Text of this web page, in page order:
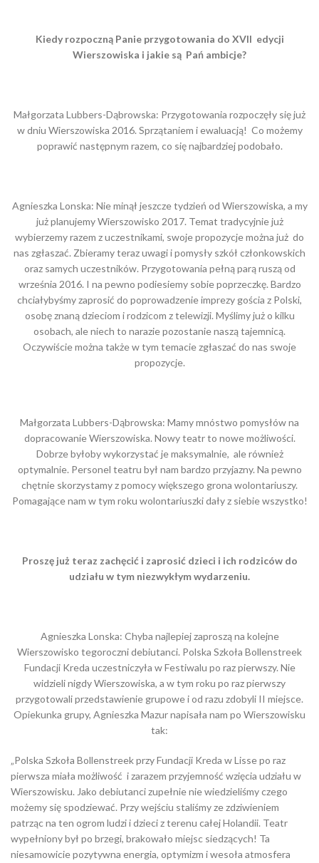
Kiedy rozpoczną Panie przygotowania do XVII edycji
Wierszowiska i jakie są Pań ambicje?
Małgorzata Lubbers-Dąbrowska: Przygotowania rozpoczęły się już
w dniu Wierszowiska 2016. Sprzątaniem i ewaluacją! Co możemy
poprawić następnym razem, co się najbardziej podobało.
Agnieszka Lonska: Nie minął jeszcze tydzień od Wierszowiska, a my
już planujemy Wierszowisko 2017. Temat tradycyjnie już
wybierzemy razem z uczestnikami, swoje propozycje można już do
nas zgłaszać. Zbieramy teraz uwagi i pomysły szkół członkowskich
oraz samych uczestników. Przygotowania pełną parą ruszą od
września 2016. I na pewno podiesiemy sobie poprzeczkę. Bardzo
chciałybyśmy zaprosić do poprowadzenie imprezy gościa z Polski,
osobę znaną dzieciom i rodzicom z telewizji. Myślimy już o kilku
osobach, ale niech to narazie pozostanie naszą tajemnicą.
Oczywiście można także w tym temacie zgłaszać do nas swoje
propozycje.
Małgorzata Lubbers-Dąbrowska: Mamy mnóstwo pomysłów na
dopracowanie Wierszowiska. Nowy teatr to nowe możliwości.
Dobrze byłoby wykorzystać je maksymalnie, ale również
optymalnie. Personel teatru był nam bardzo przyjazny. Na pewno
chętnie skorzystamy z pomocy większego grona wolontariuszy.
Pomagające nam w tym roku wolontariuszki dały z siebie wszystko!
Proszę już teraz zachęcić i zaprosić dzieci i ich rodziców do
udziału w tym niezwykłym wydarzeniu.
Agnieszka Lonska: Chyba najlepiej zaproszą na kolejne
Wierszowisko tegoroczni debiutanci. Polska Szkoła Bollenstreek
Fundacji Kreda uczestniczyła w Festiwalu po raz pierwszy. Nie
widzieli nigdy Wierszowiska, a w tym roku po raz pierwszy
przygotowali przedstawienie grupowe i od razu zdobyli II miejsce.
Opiekunka grupy, Agnieszka Mazur napisała nam po Wierszowisku
tak:
„Polska Szkoła Bollenstreek przy Fundacji Kreda w Lisse po raz
pierwsza miała możliwość i zarazem przyjemność wzięcia udziału w
Wierszowisku. Jako debiutanci zupełnie nie wiedzieliśmy czego
możemy się spodziewać. Przy wejściu staliśmy ze zdziwieniem
patrząc na ten ogrom ludzi i dzieci z terenu całej Holandii. Teatr
wypełniony był po brzegi, brakowało miejsc siedzących! Ta
niesamowicie pozytywna energia, optymizm i wesoła atmosfera